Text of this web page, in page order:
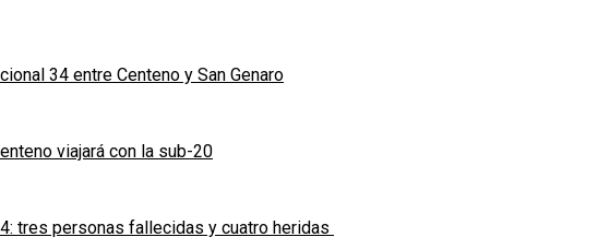
34 entre Centeno y San Genaro
viajará con la sub-20
tres personas fallecidas y cuatro heridas